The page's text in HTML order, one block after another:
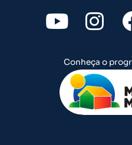
Y
o
u
t
u
b
I
n
s
t
a
g
Conheça o